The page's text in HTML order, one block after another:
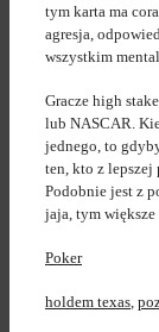
tym karta ma
agresja,
wszystkim
Gracze high
lub NASCAR.
jednego, to
ten, kto z lepszej
Podobnie jest z
jaja, tym większe
Poker
holdem texas,